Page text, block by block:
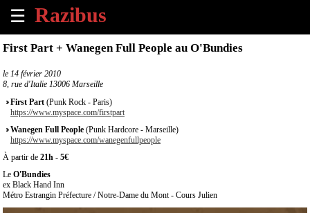
☰
×
Tous
les
évènements
à
venir
Annoncer
un
évènement
First Part + Wanegen Full People au O'Bundies
le 14 février 2010
8, rue d'Italie 13006 Marseille
First Part (Punk Rock - Paris)
https://www.myspace.com/firstpart
Wanegen Full People (Punk Hardcore - Marseille)
https://www.myspace.com/wanegenfullpeople
À partir de 21h - 5€
Le O'Bundies
ex Black Hand Inn
Métro Estrangin Préfecture / Notre-Dame du Mont - Cours Julien